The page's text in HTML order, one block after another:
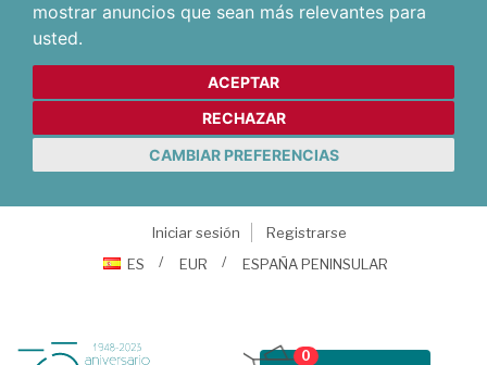
mostrar anuncios que sean más relevantes para
usted.
ACEPTAR
RECHAZAR
CAMBIAR PREFERENCIAS
Iniciar sesión
Registrarse
ES
EUR ESPAÑA PENINSULAR
0